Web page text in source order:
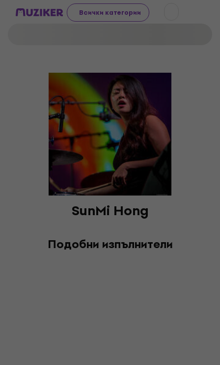
Всички категории
SunMi Hong
Подобни изпълнители